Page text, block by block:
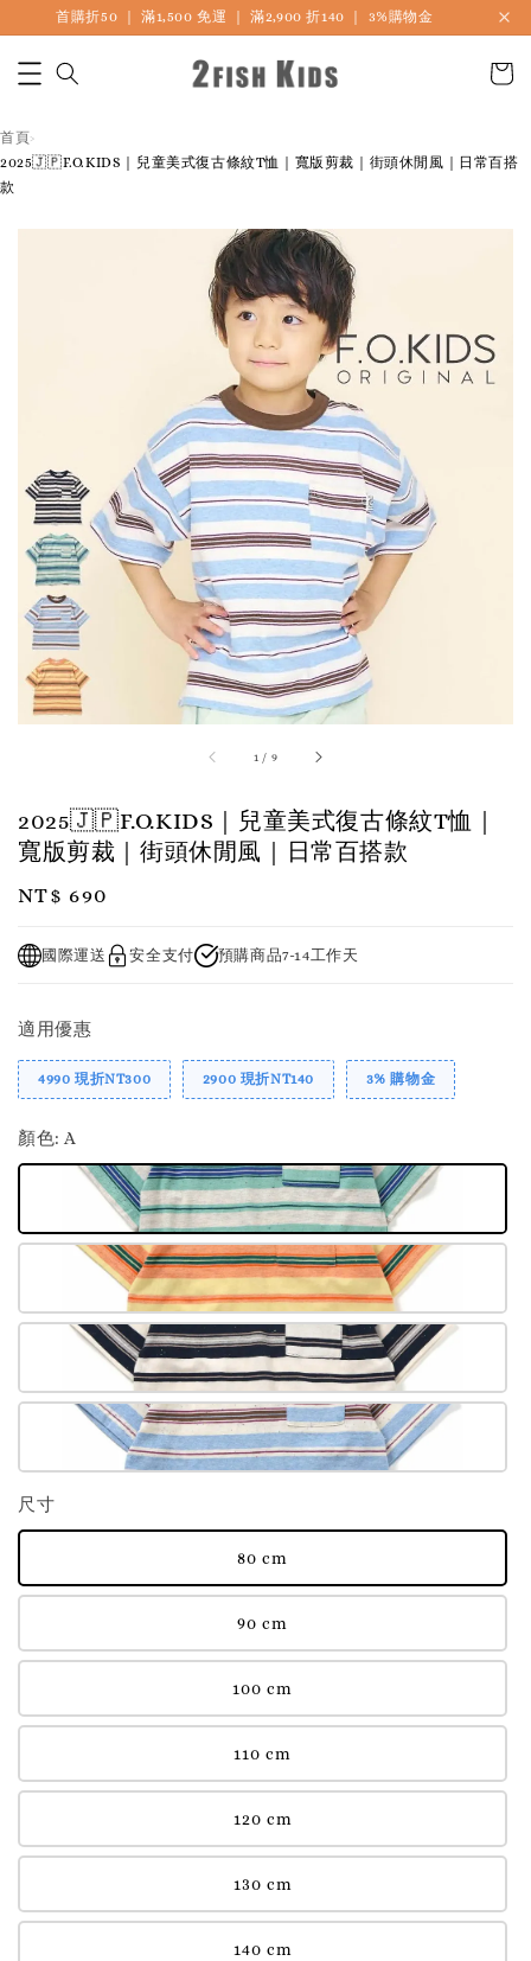
首購折50 ｜ 滿1,500 免運 ｜ 滿2,900 折140 ｜ 3%購物金
首頁›
2025🇯🇵F.O.KIDS｜兒童美式復古條紋T恤｜寬版剪裁｜街頭休閒風｜日常百搭
款
1 / 9
2025🇯🇵F.O.KIDS｜兒童美式復古條紋T恤｜
寬版剪裁｜街頭休閒風｜日常百搭款
Regular
NT$ 690
國際運送 安全支付 預購商品7-14工作天
適用優惠
4990 現折NT300 2900 現折NT140 3% 購物金
顏色: A
尺寸
80 cm
90 cm
100 cm
110 cm
120 cm
130 cm
140 cm